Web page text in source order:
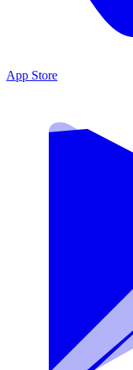
App Store